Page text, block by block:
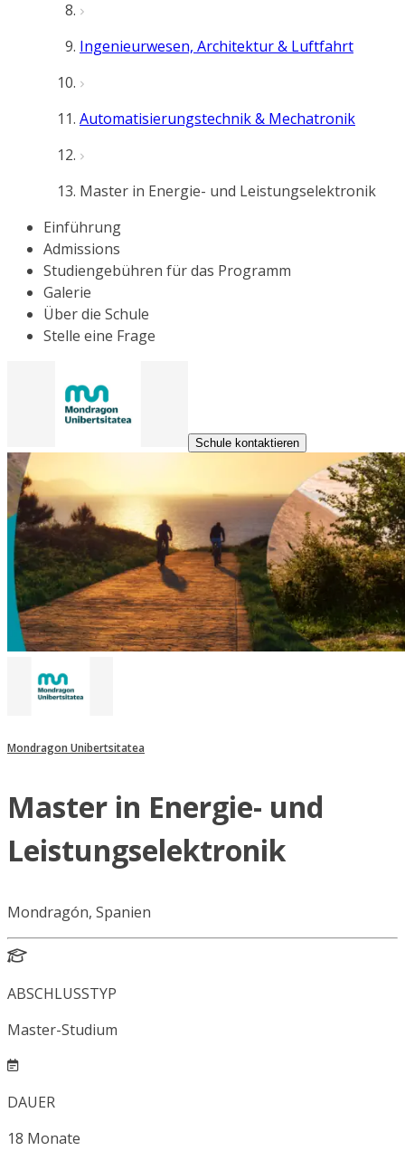
Ingenieurwesen, Architektur & Luftfahrt
Automatisierungstechnik & Mechatronik
Master in Energie- und Leistungselektronik
Einführung
Admissions
Studiengebühren für das Programm
Galerie
Über die Schule
Stelle eine Frage
Schule kontaktieren
Mondragon Unibertsitatea
Master in Energie- und
Leistungselektronik
Mondragón, Spanien
ABSCHLUSSTYP
Master-Studium
DAUER
18 Monate